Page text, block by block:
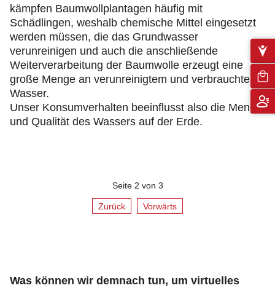
kämpfen Baumwollplantagen häufig mit
Schädlingen, weshalb chemische Mittel eingesetzt
werden müssen, die das Grundwasser
verunreinigen und auch die anschließende
Weiterverarbeitung der Baumwolle erzeugt eine
große Menge an verunreinigtem und verbrauchtem
Wasser.
Unser Konsumverhalten beeinflusst also die Menge
und Qualität des Wassers auf der Erde.
Seite 2 von 3
Zurück Vorwärts
Was können wir demnach tun, um virtuelles